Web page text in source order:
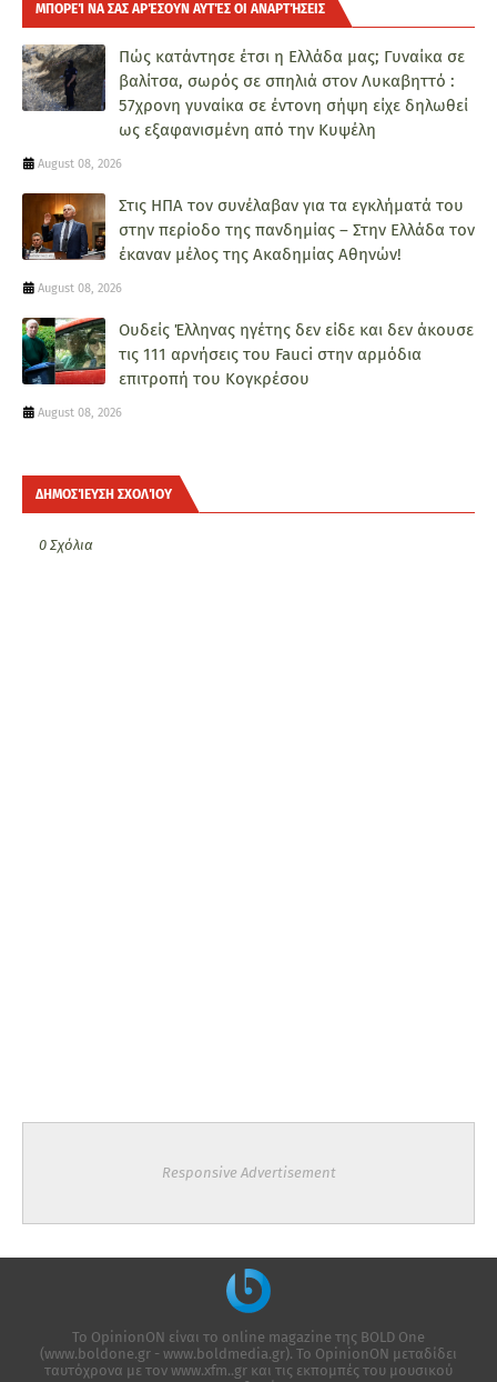
ΜΠΟΡΕΊ ΝΑ ΣΑΣ ΑΡΈΣΟΥΝ ΑΥΤΈΣ ΟΙ ΑΝΑΡΤΉΣΕΙΣ
Πώς κατάντησε έτσι η Ελλάδα μας; Γυναίκα σε
βαλίτσα, σωρός σε σπηλιά στον Λυκαβηττό :
57χρονη γυναίκα σε έντονη σήψη είχε δηλωθεί
ως εξαφανισμένη από την Κυψέλη
August 08, 2026
Στις ΗΠΑ τον συνέλαβαν για τα εγκλήματά του
στην περίοδο της πανδημίας – Στην Ελλάδα τον
έκαναν μέλος της Ακαδημίας Αθηνών!
August 08, 2026
Ουδείς Έλληνας ηγέτης δεν είδε και δεν άκουσε
τις 111 αρνήσεις του Fauci στην αρμόδια
επιτροπή του Κογκρέσου
August 08, 2026
ΔΗΜΟΣΊΕΥΣΗ ΣΧΟΛΊΟΥ
0 Σχόλια
Responsive Advertisement
Το OpinionON είναι το online magazine της ΒΟLD One
(www.boldone.gr - www.boldmedia.gr). Το OpinionON μεταδίδει
ταυτόχρονα με τον www.xfm..gr και τις εκπομπές του μουσικού